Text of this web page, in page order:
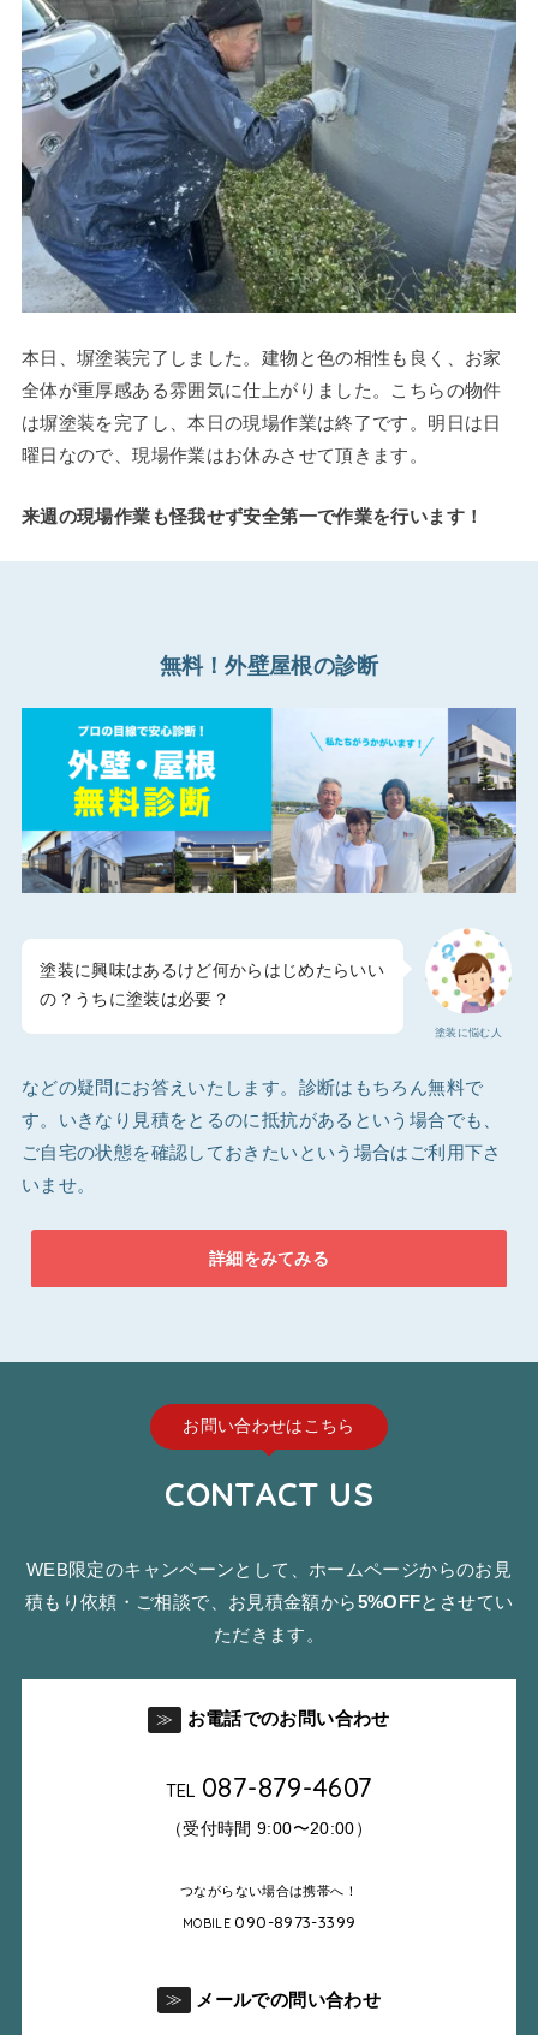
本日、塀塗装完了しました。建物と色の相性も良く、お家
全体が重厚感ある雰囲気に仕上がりました。こちらの物件
は塀塗装を完了し、本日の現場作業は終了です。明日は日
曜日なので、現場作業はお休みさせて頂きます。
来週の現場作業も怪我せず安全第一で作業を行います！
無料！外壁屋根の診断
塗装に悩む人
塗装に興味はあるけど何からはじめたらいい
の？うちに塗装は必要？
などの疑問にお答えいたします。診断はもちろん無料で
す。いきなり見積をとるのに抵抗があるという場合でも、
ご自宅の状態を確認しておきたいという場合はご利用下さ
いませ。
詳細をみてみる
お問い合わせはこちら
CONTACT US
WEB限定のキャンペーンとして、ホームページからのお見
積もり依頼・ご相談で、お見積金額から5%OFFとさせてい
ただきます。
≫ お電話でのお問い合わせ
TEL 087-879-4607
（受付時間 9:00〜20:00）
つながらない場合は携帯へ！
MOBILE090-8973-3399
≫ メールでの問い合わせ